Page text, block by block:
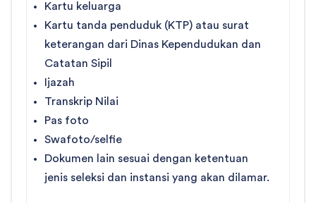
Kartu keluarga
Kartu tanda penduduk (KTP) atau surat
keterangan dari Dinas Kependudukan dan
Catatan Sipil
Ijazah
Transkrip Nilai
Pas foto
Swafoto/selfie
Dokumen lain sesuai dengan ketentuan
jenis seleksi dan instansi yang akan dilamar.